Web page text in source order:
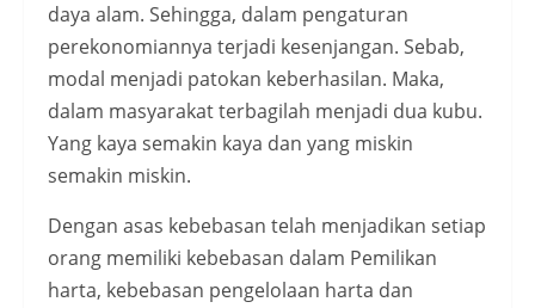
daya alam. Sehingga, dalam pengaturan
perekonomiannya terjadi kesenjangan. Sebab,
modal menjadi patokan keberhasilan. Maka,
dalam masyarakat terbagilah menjadi dua kubu.
Yang kaya semakin kaya dan yang miskin
semakin miskin.
Dengan asas kebebasan telah menjadikan setiap
orang memiliki kebebasan dalam Pemilikan
harta, kebebasan pengelolaan harta dan